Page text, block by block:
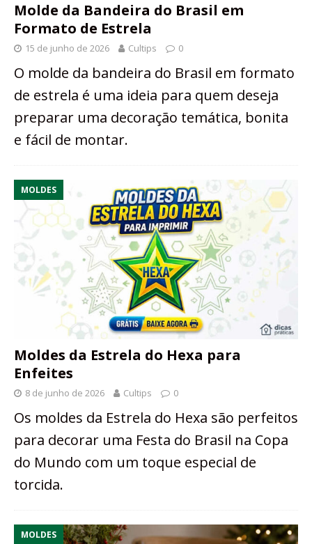
Molde da Bandeira do Brasil em
Formato de Estrela
15 de junho de 2026 Cultips 0
O molde da bandeira do Brasil em formato
de estrela é uma ideia para quem deseja
preparar uma decoração temática, bonita
e fácil de montar.
MOLDES
Moldes da Estrela do Hexa para
Enfeites
8 de junho de 2026 Cultips 0
Os moldes da Estrela do Hexa são perfeitos
para decorar uma Festa do Brasil na Copa
do Mundo com um toque especial de
torcida.
MOLDES